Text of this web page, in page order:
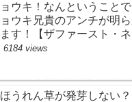
ョウキ！なんということ
ョウキ兄貴のアンチが明
ます！【ザファースト・
バレ考察まとめ感想・スッ
6184 views
ほうれん草が発芽しない